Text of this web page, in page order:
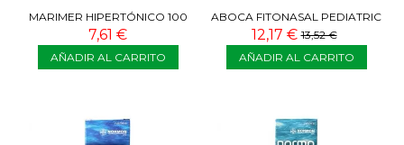
MARIMER HIPERTÓNICO 100
ML
7,61 €
AÑADIR AL CARRITO
ABOCA FITONASAL PEDIATRIC
SPRAY NARIZ 125 ML
12,17 €13,52 €
AÑADIR AL CARRITO